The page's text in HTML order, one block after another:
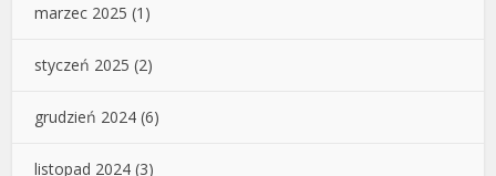
marzec 2025 (1)
styczeń 2025 (2)
grudzień 2024 (6)
listopad 2024 (3)